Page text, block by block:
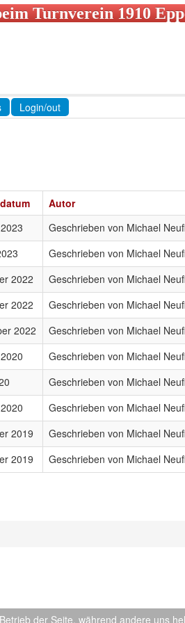
Turnverein 1910
Login/out
Autor
Geschrieben von Michael
Geschrieben von Michael
2022 Geschrieben von Michael
2022 Geschrieben von Michael
2022 Geschrieben von Michael
Geschrieben von Michael
Geschrieben von Michael
Geschrieben von Michael
2019 Geschrieben von Michael
2019 Geschrieben von Michael
der Seite, während andere uns